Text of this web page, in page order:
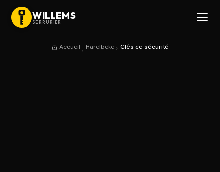
WILLEMS
SERRURIER
Accueil Harelbeke Clés de sécurité